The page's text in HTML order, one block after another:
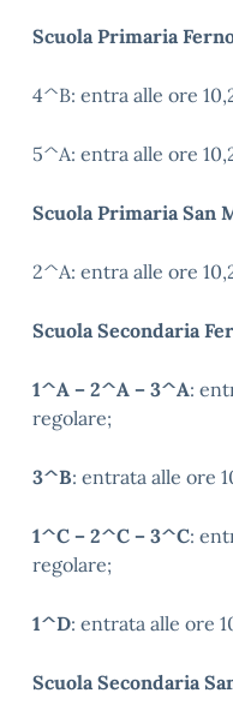
Scuola Primaria
4^B: entra alle ore
5^A: entra alle ore
Scuola Primaria San
2^A: entra alle ore
Scuola Secondaria
1^A – 2^A – 3^A:
regolare;
3^B: entrata alle ore
1^C – 2^C – 3^C:
regolare;
1^D: entrata alle ore
Scuola Secondaria